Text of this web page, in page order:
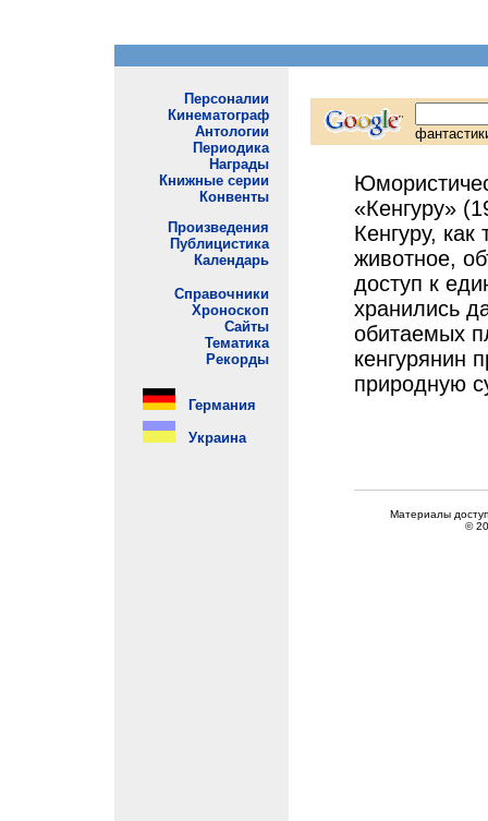
«Кенгуру»
Кенгуру,
животное,
доступ к
хранились
обитаемых
кенгурянин
природную